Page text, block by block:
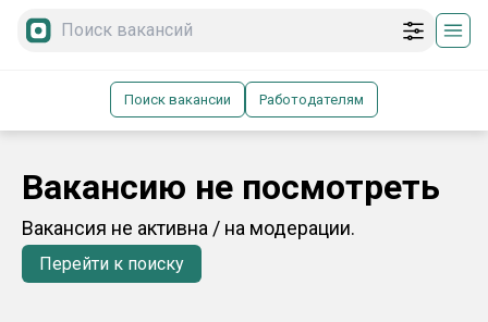
Поиск вакансии Работодателям
Вакансию не посмотреть
Вакансия не активна / на модерации.
Перейти к поиску